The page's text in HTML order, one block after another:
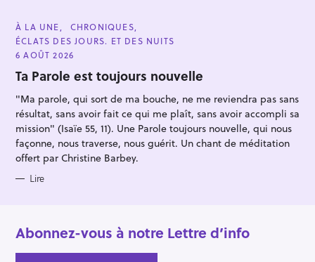
C
A
T
E
O
R
E
À LA UNE
CHRONIQUES
ÉCLATS DES JOURS. ET DES NUITS
6 AOÛT 2026
Ta Parole est toujours nouvelle
"Ma parole, qui sort de ma bouche, ne me reviendra pas sans
résultat, sans avoir fait ce qui me plaît, sans avoir accompli sa
mission" (Isaïe 55, 11). Une Parole toujours nouvelle, qui nous
façonne, nous traverse, nous guérit. Un chant de méditation
offert par Christine Barbey.
Lire
Abonnez-vous à notre Lettre d’info